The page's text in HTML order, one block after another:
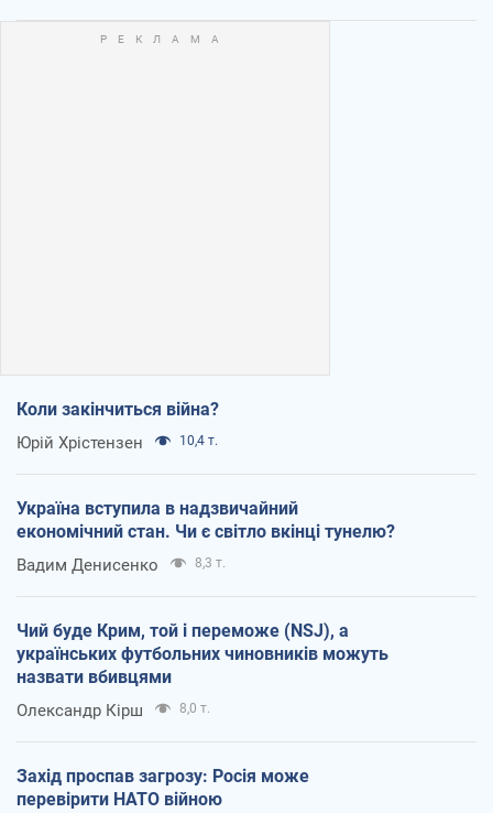
Коли закінчиться війна?
Юрій Хрістензен 10,4 т.
Україна вступила в надзвичайний
економічний стан. Чи є світло вкінці тунелю?
Вадим Денисенко 8,3 т.
Чий буде Крим, той і переможе (NSJ), а
українських футбольних чиновників можуть
назвати вбивцями
Олександр Кірш 8,0 т.
Захід проспав загрозу: Росія може
перевірити НАТО війною